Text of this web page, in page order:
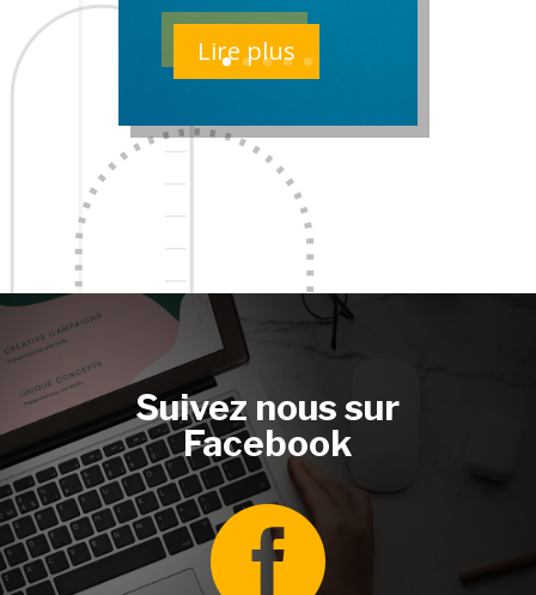
Lire plus
Suivez nous sur
Facebook
